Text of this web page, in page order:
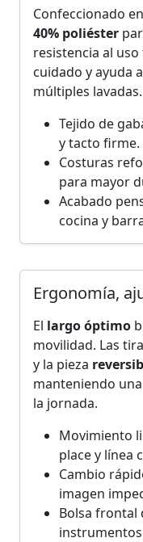
Confeccionado en
40% poliéster
resistencia al
cuidado y ayuda
múltiples lavadas.
Tejido de
y tacto firme.
Costuras
para mayor
Acabado
cocina y
Ergonomía,
El largo óptimo
movilidad. Las
y la pieza
manteniendo
la jornada.
Movimiento
place y línea
Cambio
imagen
Bolsa frontal